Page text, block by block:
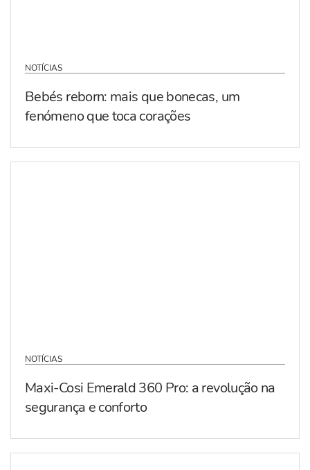
NOTÍCIAS
Bebés reborn: mais que bonecas, um
fenómeno que toca corações
NOTÍCIAS
Maxi-Cosi Emerald 360 Pro: a revolução na
segurança e conforto